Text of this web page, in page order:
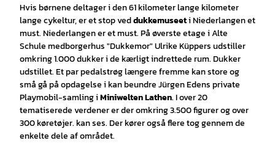
Hvis børnene deltager i den 61 kilometer lange kilometer
lange cykeltur, er et stop veddukkemuseeti Niederlangen et
must. Niederlangen er et must. På øverste etage i Alte
Schule medborgerhus "Dukkemor" Ulrike Küppers udstiller
omkring 1.000 dukker i de kærligt indrettede rum. Dukker
udstillet. Et par pedalstrøg længere fremme kan store og
små gå på opdagelse i kan beundre Jürgen Edens private
Playmobil-samling iMiniwelten Lathen.I over 20
tematiserede verdener er der omkring 3.500 figurer og over
300 køretøjer. kan ses. Der kører også flere tog gennem de
enkelte dele af området.